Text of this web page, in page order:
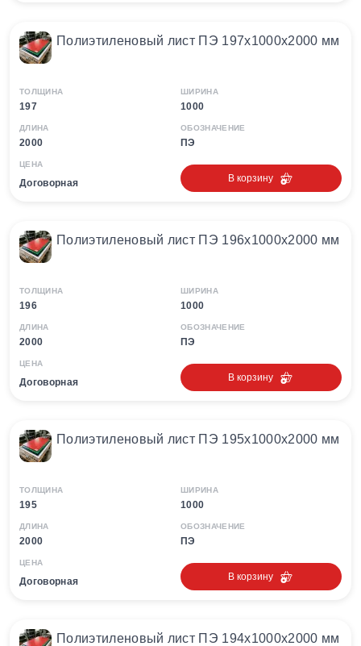
Полиэтиленовый лист ПЭ 197х1000х2000 мм
ТОЛЩИНА
197
ШИРИНА
1000
ДЛИНА
2000
ОБОЗНАЧЕНИЕ
ПЭ
ЦЕНА
Договорная В корзину
Полиэтиленовый лист ПЭ 196х1000х2000 мм
ТОЛЩИНА
196
ШИРИНА
1000
ДЛИНА
2000
ОБОЗНАЧЕНИЕ
ПЭ
ЦЕНА
Договорная В корзину
Полиэтиленовый лист ПЭ 195х1000х2000 мм
ТОЛЩИНА
195
ШИРИНА
1000
ДЛИНА
2000
ОБОЗНАЧЕНИЕ
ПЭ
ЦЕНА
Договорная В корзину
Полиэтиленовый лист ПЭ 194х1000х2000 мм